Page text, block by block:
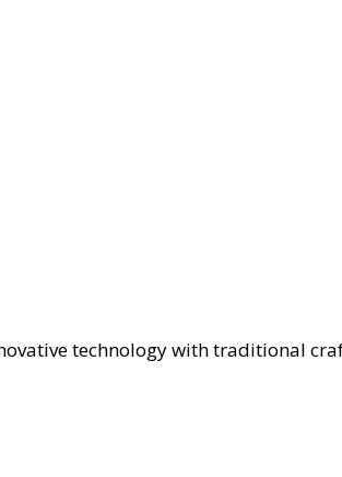
technology with traditional